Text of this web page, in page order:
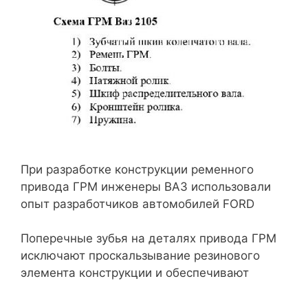
При разработке конструкции ременного
привода ГРМ инженеры ВАЗ использовали
опыт разработчиков автомобилей FORD
Поперечные зубья на деталях привода ГРМ
исключают проскальзывание резинового
элемента конструкции и обеспечивают